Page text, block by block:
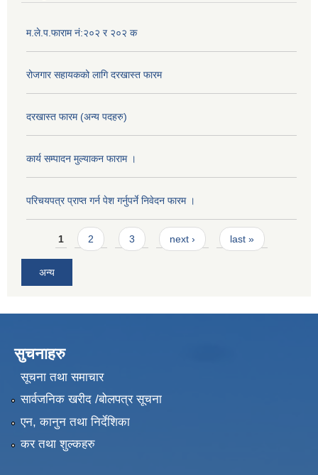
म.ले.प.फाराम नं:२०२ र २०२ क
रोजगार सहायकको लागि दरखास्त फारम
दरखास्त फारम (अन्य पदहरु)
कार्य सम्पादन मुल्याक‌न फाराम ।
परिचयपत्र प्राप्त गर्न पेश गर्नुपर्ने निवेदन फारम ।
Pages
1 2 3 next › last »
अन्य
सुचनाहरु
सूचना तथा समाचार
सार्वजनिक खरीद /बोलपत्र सूचना
एन, कानुन तथा निर्देशिका
कर तथा शुल्कहरु